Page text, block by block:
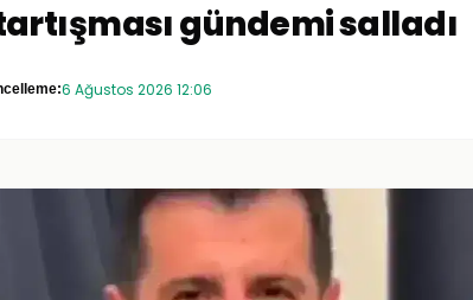
gündemi salladı
6 Ağustos 2026 12:06